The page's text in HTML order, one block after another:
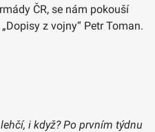
ČR, se nám pokouší
z vojny“ Petr Toman.
i když? Po prvním týdnu